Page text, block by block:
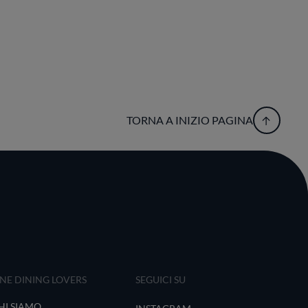
TORNA A INIZIO PAGINA
DINING LOVERS SEGUICI SU